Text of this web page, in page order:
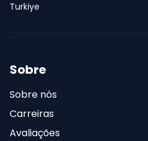
Turkiye
Sobre
Sobre nós
Carreiras
Avaliações